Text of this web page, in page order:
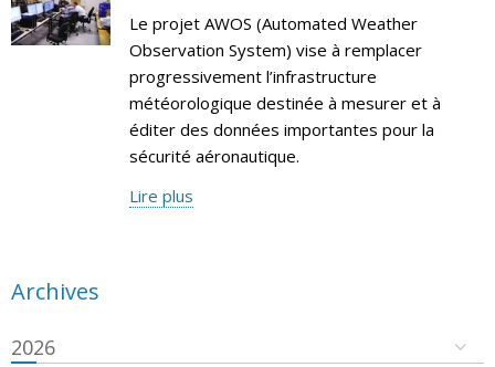
Le projet AWOS (Automated Weather
Observation System) vise à remplacer
progressivement l’infrastructure
météorologique destinée à mesurer et à
éditer des données importantes pour la
sécurité aéronautique.
Lire plus
Archives
2026